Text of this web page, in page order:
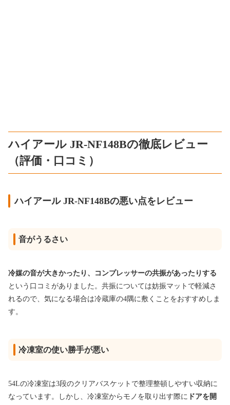
ハイアール JR-NF148Bの徹底レビュー
（評価・口コミ）
ハイアール JR-NF148Bの悪い点をレビュー
音がうるさい
冷媒の音が大きかったり、コンプレッサーの共振があったりする
という口コミがありました。共振については妨振マットで軽減さ
れるので、気になる場合は冷蔵庫の4隅に敷くことをおすすめしま
す。
冷凍室の使い勝手が悪い
54Lの冷凍室は3段のクリアバスケットで整理整頓しやすい収納に
なっています。しかし、冷凍室からモノを取り出す際に ドアを開